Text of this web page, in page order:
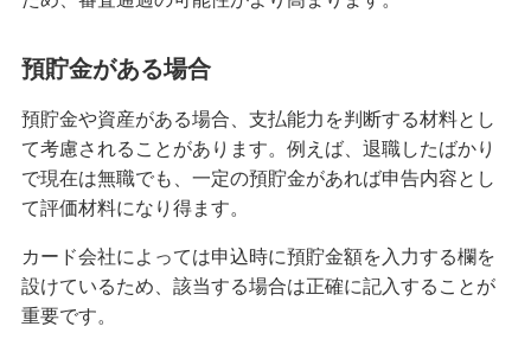
に影響する？対処法やリスクを解説
クレジットカードのランクとは？上げる方法やハ
クレジットカード引き落としの時間は？当日入金
の注意点や遅れたときの対処法も紹介
クレジットカードを英語で言うと？海外旅行で使
える基本フレーズをまとめて紹介
預貯金がある場合
預貯金や資産がある場合、支払能力を判断する材料とし
て考慮されることがあります。例えば、退職したばかり
で現在は無職でも、一定の預貯金があれば申告内容とし
て評価材料になり得ます。
カード会社によっては申込時に預貯金額を入力する欄を
設けているため、該当する場合は正確に記入することが
重要です。